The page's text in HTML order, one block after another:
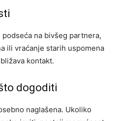
na bivšeg partnera,
ili vraćanje starih uspomena
kontakt.
dogoditi
naglašena. Ukoliko